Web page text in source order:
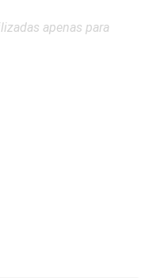
apenas para